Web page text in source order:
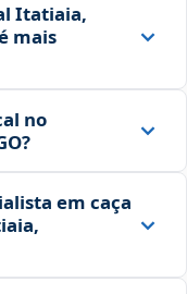
Itatiaia,
mais
no
em caça